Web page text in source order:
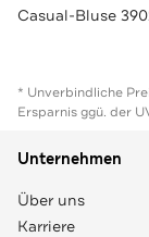
Casual-Bluse
* Unverbindliche
Ersparnis ggü. der
Unternehmen
Über uns
Karriere